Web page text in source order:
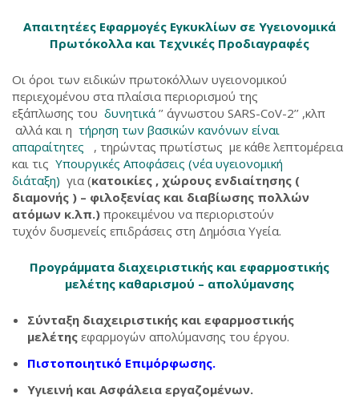
Απαιτητέες Εφαρμογές Εγκυκλίων σε Υγειονομικά
Πρωτόκολλα και Τεχνικές Προδιαγραφές
Οι όροι των ειδικών πρωτοκόλλων υγειονομικού
περιεχομένου στα πλαίσια περιορισμού της
εξάπλωσης του δυνητικά’’ άγνωστου SARS-CoV-2’’ ,κλπ
αλλά και η τήρηση των βασικών κανόνων είναι
απαραίτητες
, τηρώντας πρωτίστως με κάθε λεπτομέρεια
και τις Υπουργικές Αποφάσεις (νέα υγειονομική
διάταξη) για (κατοικίες , χώρους ενδιαίτησης (
διαμονής ) – φιλοξενίας και διαβίωσης πολλών
ατόμων κ.λπ.) προκειμένου να περιοριστούν
τυχόν δυσμενείς επιδράσεις στη Δημόσια Υγεία.
Προγράμματα διαχειριστικής και εφαρμοστικής
μελέτης καθαρισμού – απολύμανσης
Σύνταξη διαχειριστικής και εφαρμοστικής
μελέτης εφαρμογών απολύμανσης του έργου.
Πιστοποιητικό Επιμόρφωσης.
Υγιεινή και Ασφάλεια εργαζομένων.